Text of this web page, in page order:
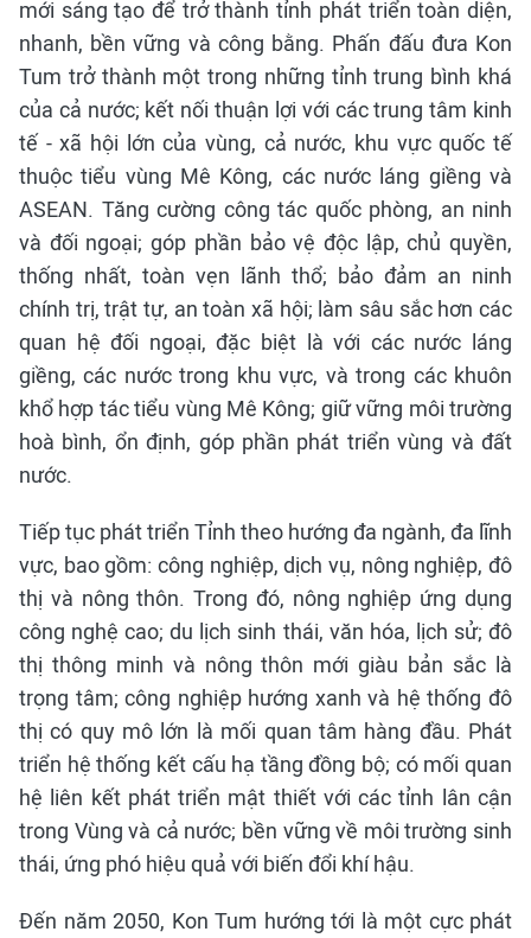
mới sáng tạo để trở thành tỉnh phát triển toàn diện,
nhanh, bền vững và công bằng. Phấn đấu đưa Kon
Tum trở thành một trong những tỉnh trung bình khá
của cả nước; kết nối thuận lợi với các trung tâm kinh
tế - xã hội lớn của vùng, cả nước, khu vực quốc tế
thuộc tiểu vùng Mê Kông, các nước láng giềng và
ASEAN. Tăng cường công tác quốc phòng, an ninh
và đối ngoại; góp phần bảo vệ độc lập, chủ quyền,
thống nhất, toàn vẹn lãnh thổ; bảo đảm an ninh
chính trị, trật tự, an toàn xã hội; làm sâu sắc hơn các
quan hệ đối ngoại, đặc biệt là với các nước láng
giềng, các nước trong khu vực, và trong các khuôn
khổ hợp tác tiểu vùng Mê Kông; giữ vững môi trường
hoà bình, ổn định, góp phần phát triển vùng và đất
nước.
Tiếp tục phát triển Tỉnh theo hướng đa ngành, đa lĩnh
vực, bao gồm: công nghiệp, dịch vụ, nông nghiệp, đô
thị và nông thôn. Trong đó, nông nghiệp ứng dụng
công nghệ cao; du lịch sinh thái, văn hóa, lịch sử; đô
thị thông minh và nông thôn mới giàu bản sắc là
trọng tâm; công nghiệp hướng xanh và hệ thống đô
thị có quy mô lớn là mối quan tâm hàng đầu. Phát
triển hệ thống kết cấu hạ tầng đồng bộ; có mối quan
hệ liên kết phát triển mật thiết với các tỉnh lân cận
trong Vùng và cả nước; bền vững về môi trường sinh
thái, ứng phó hiệu quả với biến đổi khí hậu.
Đến năm 2050, Kon Tum hướng tới là một cực phát